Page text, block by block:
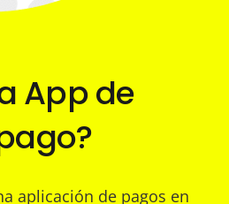
App de
aplicación de pagos en